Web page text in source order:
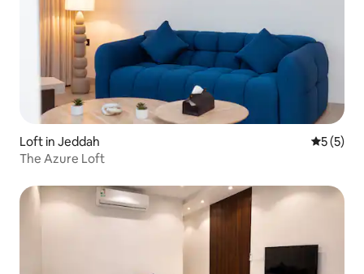
Loft in Jeddah
5 (5)
The Azure Loft